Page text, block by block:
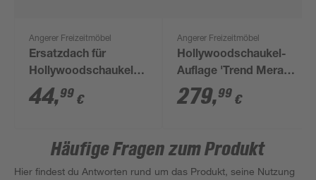
Angerer Freizeitmöbel
Ersatzdach für
Hollywoodschaukel
beige 200 x 120 cm
44,99 €
Angerer Freizeitmöbel
Hollywoodschaukel-
Auflage 'Trend Meran'
grau 178 x 54 x 9 cm
279,99 €
Häufige Fragen zum Produkt
Hier findest du Antworten rund um das Produkt, seine Nutzung